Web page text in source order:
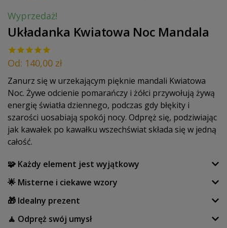
Wyprzedaż!
Układanka Kwiatowa Noc Mandala
Od: 140,00 zł
Zanurz się w urzekającym pięknie mandali Kwiatowa
Noc. Żywe odcienie pomarańczy i żółci przywołują żywą
energię światła dziennego, podczas gdy błękity i
szarości uosabiają spokój nocy. Odpręż się, podziwiając
jak kawałek po kawałku wszechświat składa się w jedną
całość.
🧩 Każdy element jest wyjątkowy
🌟 Misterne i ciekawe wzory
🎁 Idealny prezent
🧘 Odpręż swój umysł